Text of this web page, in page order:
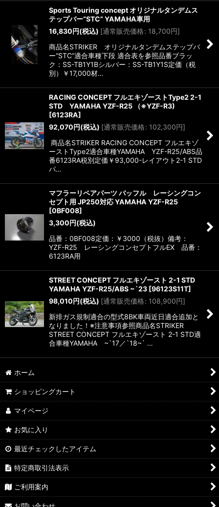
Sports Touring concept オリジナルタンデムス
テップバー“STC” YAMAHA車用
16,830 円(税込) [通常販売価格: 18,700円]
商品名STRIKER オリジナルタンデムステップバ
ー“STC”適合車種下段 適合表を参照品番ブラッ
ク：SS-TB1Y1Bシルバー：SS-TB1Y1S定価（税
別）￥17,000材…
RACING CONCEPT フルエキゾーストType2 2-1
STD YAMAHA YZF-R25 （※YZF-R3)
[6123RA]
92,070 円(税込) [通常販売価格: 102,300円]
商品名STRIKER RACING CONCEPT フルエキゾ
ーストType2適合車種YAMAHA YZF-R25/ABS品
番6123RA税別定価￥93,000-レイアウト2-1 STD
パ…
マフラーリペアパーツ バッフル レーシングコン
セプト用 JP250対応 YAMAHA YZF-R25
[0BF008]
3,300 円(税込)
品番：0BF008定価：￥3000（税抜）備考：
YZF-R25 レーシングコンセプトフルEX 品番：
6123RA用
STREET CONCEPT フルエキゾースト 2-1 STD
YAMAHA YZF-R25/ABS ~`23 [96123S11T]
98,010 円(税込) [通常販売価格: 108,900円]
新排ガス規制適合の型式8BK車両近日適合追加と
なりました！※注意事項参照商品名STRIKER
STREET CONCEPT フルエキゾースト 2-1 STD適
合車種YAMAHA ~`17／`18~` …
ホーム
ショッピングカート
マイページ
お気に入り
最近チェックしたアイテム
特定商取引法表示
ご利用案内